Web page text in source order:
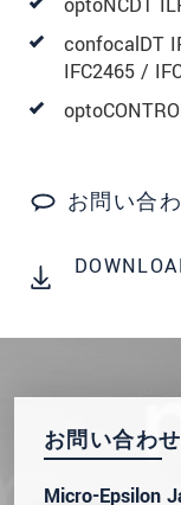
optoNCDT
confocalDT
IFC2465 /
お問い合
お問い合わせ
Micro-Epsilon